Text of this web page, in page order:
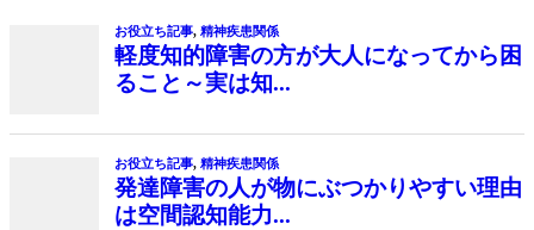
お役立ち記事, 精神疾患関係
軽度知的障害の方が大人になってから困
ること～実は知...
お役立ち記事, 精神疾患関係
発達障害の人が物にぶつかりやすい理由
は空間認知能力...